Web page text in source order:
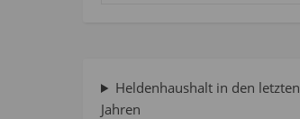
Heldenhaushalt in den letzten
Jahren